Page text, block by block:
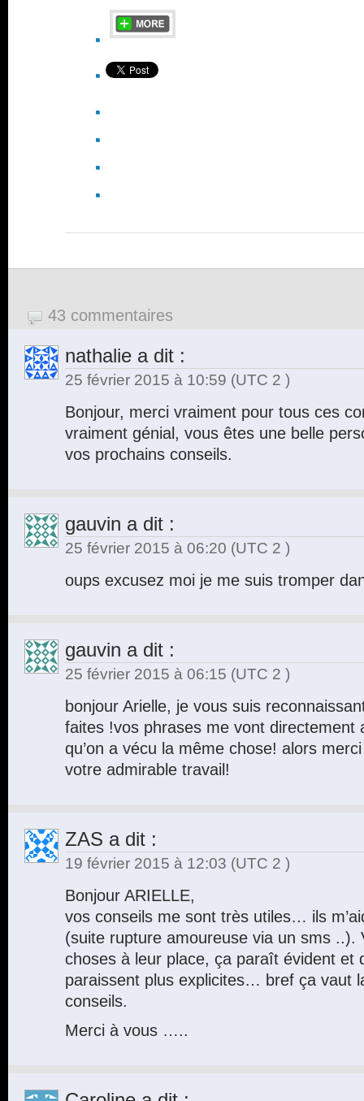
43 commentaires
nathalie a dit :
25 février 2015 à 10:59 (UTC 2 )
Bonjour, merci vraiment pour tous ces
vraiment génial, vous êtes une belle
vos prochains conseils.
gauvin a dit :
25 février 2015 à 06:20 (UTC 2 )
oups excusez moi je me suis tromper
gauvin a dit :
25 février 2015 à 06:15 (UTC 2 )
bonjour Arielle, je vous suis
faites !vos phrases me vont directement
qu’on a vécu la même chose! alors
votre admirable travail!
ZAS a dit :
19 février 2015 à 12:03 (UTC 2 )
Bonjour ARIELLE,
vos conseils me sont très utiles… ils
(suite rupture amoureuse via un sms ..).
choses à leur place, ça paraît évident et
paraissent plus explicites… bref ça vaut
conseils.
Merci à vous …..